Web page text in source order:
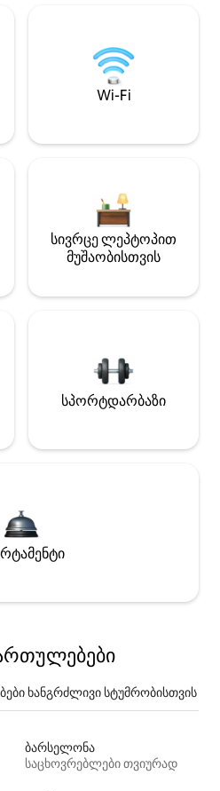
Wi-Fi
სივრცე ლეპტოპით
მუშაობისთვის
სპორტდარბაზი
ხანგრძლივი სტუმრობისთვის
ბარსელონა
საცხოვრებლები თვიურად